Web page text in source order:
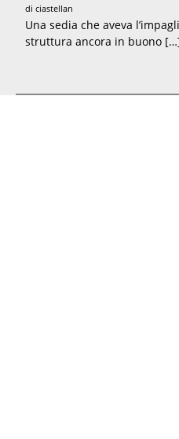
di ciastellan
Una sedia che aveva
struttura ancora in buono